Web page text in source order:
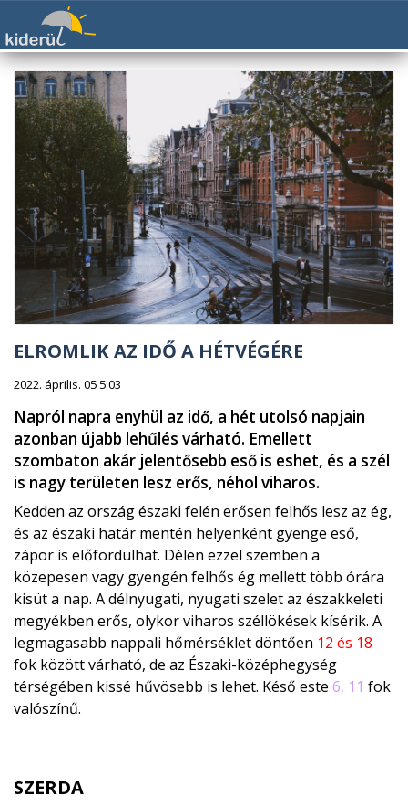
ELROMLIK AZ IDŐ A HÉTVÉGÉRE
2022. április. 05 5:03
Napról napra enyhül az idő, a hét utolsó napjain
azonban újabb lehűlés várható. Emellett
szombaton akár jelentősebb eső is eshet, és a szél
is nagy területen lesz erős, néhol viharos.
Kedden az ország északi felén erősen felhős lesz az ég,
és az északi határ mentén helyenként gyenge eső,
zápor is előfordulhat. Délen ezzel szemben a
közepesen vagy gyengén felhős ég mellett több órára
kisüt a nap. A délnyugati, nyugati szelet az északkeleti
megyékben erős, olykor viharos széllökések kísérik. A
legmagasabb nappali hőmérséklet döntően 12 és 18
fok között várható, de az Északi-középhegység
térségében kissé hűvösebb is lehet. Késő este 6, 11 fok
valószínű.
SZERDA